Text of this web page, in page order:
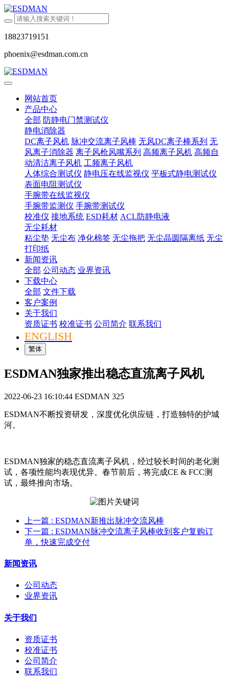
18823719151
phoenix@esdman.com.cn
网站首页
产品中心
全部 防静电门禁测试仪
静电消除器
DC离子风机 脉冲交流离子风棒 无风DC离子棒系列 无
风离子消除器 离子风枪风嘴系列 高频离子风机 高频自
动清洁离子风机 工频离子风机
人体综合测试仪 静电压在线监视仪 平板式静电测试仪
表面电阻测试仪
手腕带在线监视仪
手腕带监测仪 手腕带测试仪
校准仪 接地系统 ESD耗材 ACL防静电液
无尘耗材
粘尘垫 无尘布 净化棉签 无尘拖把 无尘晶圆隔离纸 无尘
打印纸
新闻资讯
全部 公司动态 业界资讯
下载中心
全部 文件下载
客户案例
关于我们
资质证书 校准证书 公司简介 联系我们
ENGLISH
繁体
ESDMAN独家推出稳态直流离子风机
2022-06-23 16:10:44 ESDMAN 325
ESDMAN不断投资研发，深度优化供应链，打造独特的护城
河。
ESDMAN独家的稳态直流离子风机，经过较长时间的老化测
试，各项性能均表现优异。春节前后，将完成CE & FCC测
试，最终推向市场。
上一篇 : ESDMAN新推出脉冲交流风棒
下一篇 : ESDMAN脉冲交流离子风棒收到客户复购订
单，快速完成交付
新闻资讯
公司动态
业界资讯
关于我们
资质证书
校准证书
公司简介
联系我们